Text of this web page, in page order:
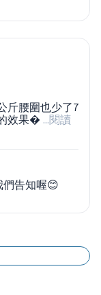
斤腰圍也少了7
效果 ...閱讀
們告知喔😊